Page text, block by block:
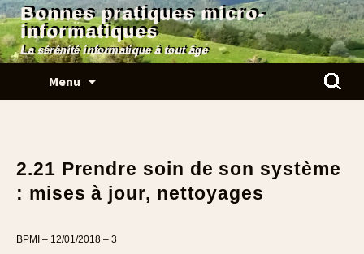
Bonnes pratiques micro-
informatiques
La sérénité informatique à tout âge
Menu
2.21 Prendre soin de son système
: mises à jour, nettoyages
BPMI – 12/01/2018 – 3